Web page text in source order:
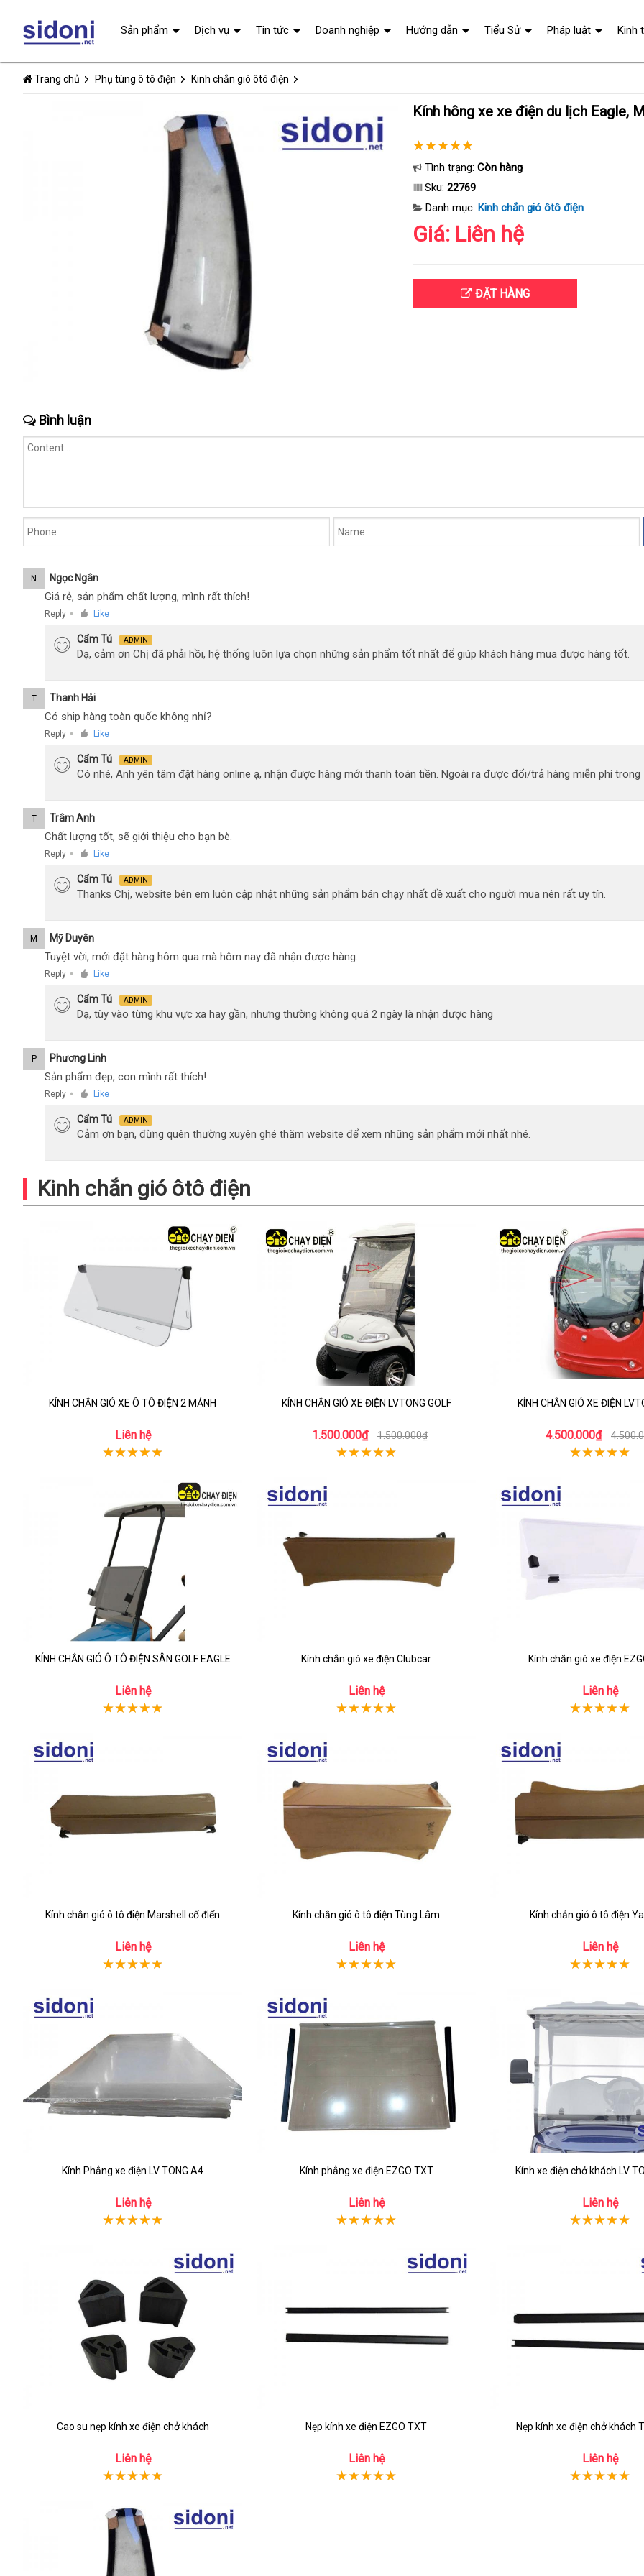
Trang chủ Phụ tùng ô tô điện Kinh chắn gió ôtô điện
Kính hông xe xe điện du lịch Eagle,
Tình trạng: Còn hàng
Sku: 22769
Danh mục: Kinh chắn gió ôtô điện
Giá: Liên hệ
ĐẶT HÀNG
Bình luận
N Ngọc Ngân
Giá rẻ, sản phẩm chất lượng, mình rất thích!
Reply ● Like
Cẩm Tú ADMIN
Dạ, cảm ơn Chị đã phải hồi, hệ thống luôn lựa chọn những sản phẩm tốt nhất để giúp khách hàng mua được hàng tốt.
T Thanh Hải
Có ship hàng toàn quốc không nhỉ?
Reply ● Like
Cẩm Tú ADMIN
Có nhé, Anh yên tâm đặt hàng online ạ, nhận được hàng mới thanh toán tiền. Ngoài ra được đổi/trả hàng miễn phí trong
T Trâm Anh
Chất lượng tốt, sẽ giới thiệu cho bạn bè.
Reply ● Like
Cẩm Tú ADMIN
Thanks Chị, website bên em luôn cập nhật những sản phẩm bán chạy nhất đề xuất cho người mua nên rất uy tín.
M Mỹ Duyên
Tuyệt vời, mới đặt hàng hôm qua mà hôm nay đã nhận được hàng.
Reply ● Like
Cẩm Tú ADMIN
Dạ, tùy vào từng khu vực xa hay gần, nhưng thường không quá 2 ngày là nhận được hàng
P Phương Linh
Sản phẩm đẹp, con mình rất thích!
Reply ● Like
Cẩm Tú ADMIN
Cảm ơn bạn, đừng quên thường xuyên ghé thăm website để xem những sản phẩm mới nhất nhé.
Kinh chắn gió ôtô điện
KÍNH CHẮN GIÓ XE Ô TÔ ĐIỆN 2 MẢNH
Liên hệ
KÍNH CHẮN GIÓ XE ĐIỆN LVTONG GOLF
1.500.000₫ 1.500.000₫
KÍNH CHẮN GIÓ XE ĐIỆN
4.500.000₫
KÍNH CHẮN GIÓ Ô TÔ ĐIỆN SÂN GOLF EAGLE
Liên hệ
Kính chắn gió xe điện Clubcar
Liên hệ
Kính chắn gió xe điện
Liên hệ
Kính chắn gió ô tô điện Marshell cổ điển
Liên hệ
Kính chắn gió ô tô điện Tùng Lâm
Liên hệ
Kính chắn gió ô tô điện
Liên hệ
Kính Phẳng xe điện LV TONG A4
Liên hệ
Kính phẳng xe điện EZGO TXT
Liên hệ
Kính xe điện chở khách LV
Liên hệ
Cao su nẹp kính xe điện chở khách
Liên hệ
Nẹp kính xe điện EZGO TXT
Liên hệ
Nẹp kính xe điện chở khách
Liên hệ
Sản phẩm Dịch vụ Tin tức Doanh nghiệp Hướng dẫn Tiểu Sử Pháp luật Kinh